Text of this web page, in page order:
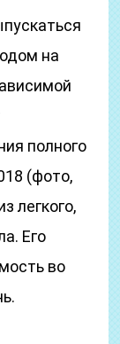
на
полного
(фото,
легкого,
Его
во